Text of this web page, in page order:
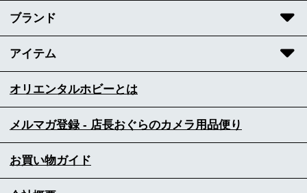
ブランド
アイテム
オリエンタルホビーとは
メルマガ登録 - 店長おぐらのカメラ用品便り
お買い物ガイド